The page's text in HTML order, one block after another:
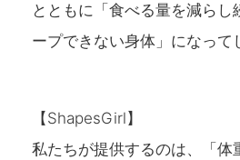
とともに「食べる量を減らし
ープできない身体」になって
【ShapesGirl】
私たちが提供するのは、「体